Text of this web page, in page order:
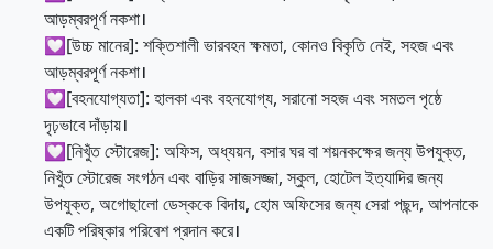
আড়ম্বরপূর্ণ নকশা।
💟[উচ্চ মানের]: শক্তিশালী ভারবহন ক্ষমতা, কোনও বিকৃতি নেই, সহজ এবং
আড়ম্বরপূর্ণ নকশা।
💟[বহনযোগ্যতা]: হালকা এবং বহনযোগ্য, সরানো সহজ এবং সমতল পৃষ্ঠে
দৃঢ়ভাবে দাঁড়ায়।
💟[নিখুঁত স্টোরেজ]: অফিস, অধ্যয়ন, বসার ঘর বা শয়নকক্ষের জন্য উপযুক্ত,
নিখুঁত স্টোরেজ সংগঠন এবং বাড়ির সাজসজ্জা, স্কুল, হোটেল ইত্যাদির জন্য
উপযুক্ত, অগোছালো ডেস্ককে বিদায়, হোম অফিসের জন্য সেরা পছন্দ, আপনাকে
একটি পরিষ্কার পরিবেশ প্রদান করে।